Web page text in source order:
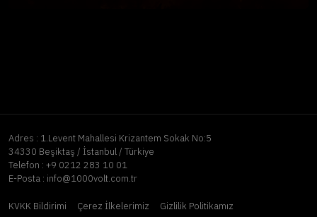
Adres : 1.Levent Mahallesi Krizantem Sokak No:5
34330 Beşiktaş / İstanbul / Türkiye
Telefon : +9 0212 283 10 01
E-Posta : info@1000volt.com.tr
KVKK Bildirimi Çerez İlkelerimiz Gizlilik Politikamız